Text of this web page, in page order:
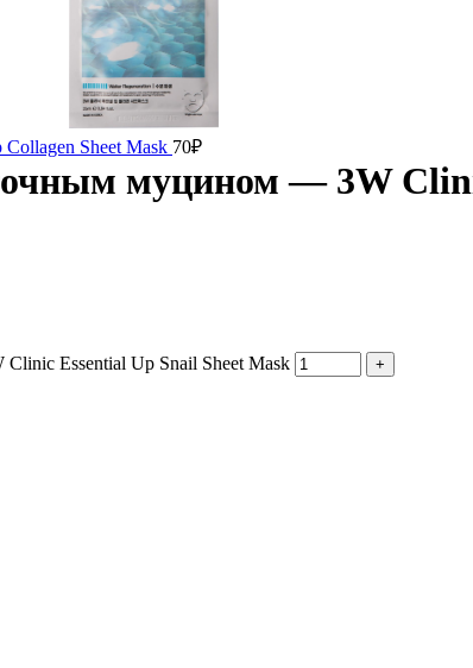
Sheet Mask 70₽
муцином — 3W
Essential Up Snail Sheet Mask